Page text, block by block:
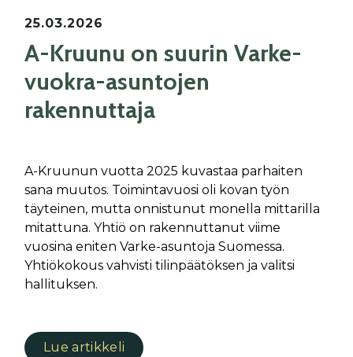
25.03.2026
A-Kruunu on suurin Varke-
vuokra-asuntojen
rakennuttaja
A-Kruunun vuotta 2025 kuvastaa parhaiten
sana muutos. Toimintavuosi oli kovan työn
täyteinen, mutta onnistunut monella mittarilla
mitattuna. Yhtiö on rakennuttanut viime
vuosina eniten Varke-asuntoja Suomessa.
Yhtiökokous vahvisti tilinpäätöksen ja valitsi
hallituksen.
Lue artikkeli